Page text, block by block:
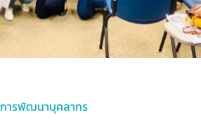
การพัฒนาบุคลากร